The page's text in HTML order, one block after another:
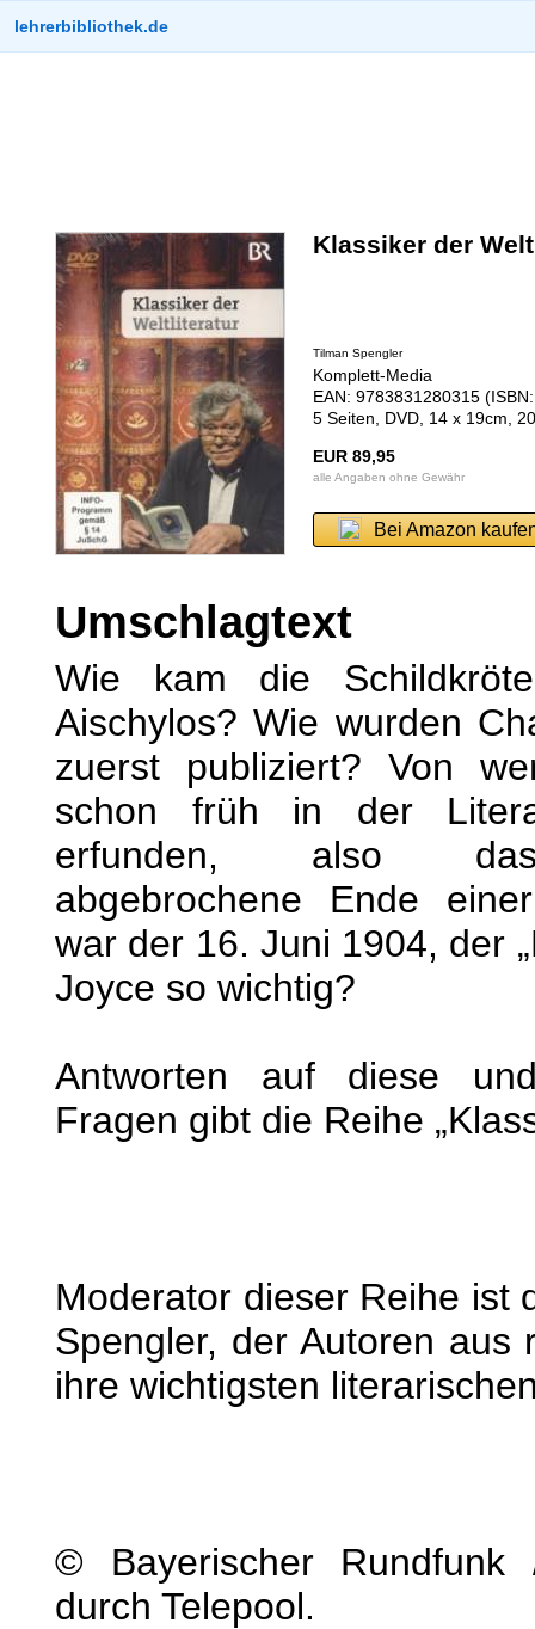
lehrerbibliothek.de
Klassiker der
Tilman Spengler
Komplett-Media
EAN: 9783831280315
5 Seiten, DVD, 14 x 19cm,
EUR 89,95
alle Angaben ohne Gewähr
Bei Amazon
Umschlagtext
Wie kam die
Aischylos? Wie wurden
zuerst publiziert? Von
schon früh in der
erfunden, also das
abgebrochene Ende
war der 16. Juni 1904, der
Joyce so wichtig?
Antworten auf diese
Fragen gibt die Reihe
Moderator dieser Reihe ist
Spengler, der Autoren aus
ihre wichtigsten
© Bayerischer
durch Telepool.